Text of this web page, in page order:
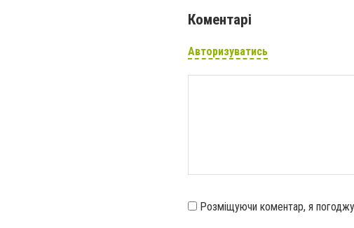
Коментарі
Авторизуватись
Розміщуючи коментар, я